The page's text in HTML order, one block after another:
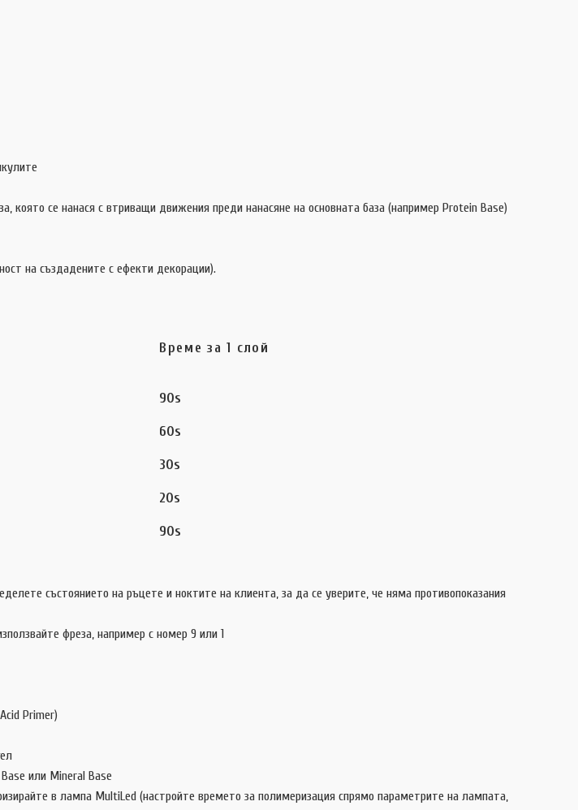
се нанася с втриващи движения преди нанасяне на основната база (например Protein Base)
на създадените с ефекти декорации).
Време за 1 слой
90s
60s
30s
20s
90s
състоянието на ръцете и ноктите на клиента, за да се уверите, че няма противопоказания
фреза, например с номер 9 или 1
Primer)
или Mineral Base
в лампа MultiLed (настройте времето за полимеризация спрямо параметрите на лампата,